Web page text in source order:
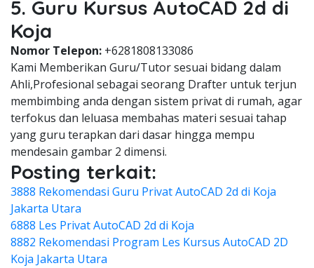
5. Guru Kursus AutoCAD 2d di
Koja
Nomor Telepon: +6281808133086
Kami Memberikan Guru/Tutor sesuai bidang dalam
Ahli,Profesional sebagai seorang Drafter untuk terjun
membimbing anda dengan sistem privat di rumah, agar
terfokus dan leluasa membahas materi sesuai tahap
yang guru terapkan dari dasar hingga mempu
mendesain gambar 2 dimensi.
Posting terkait:
3888 Rekomendasi Guru Privat AutoCAD 2d di Koja
Jakarta Utara
6888 Les Privat AutoCAD 2d di Koja
8882 Rekomendasi Program Les Kursus AutoCAD 2D
Koja Jakarta Utara